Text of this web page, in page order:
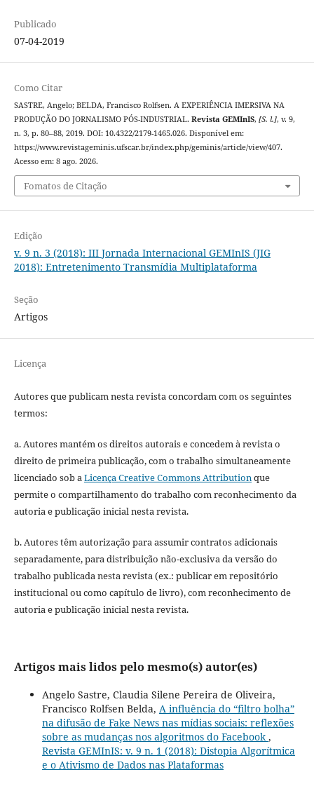
Publicado
07-04-2019
Como Citar
SASTRE, Angelo; BELDA, Francisco Rolfsen. A EXPERIÊNCIA IMERSIVA NA
PRODUÇÃO DO JORNALISMO PÓS-INDUSTRIAL. Revista GEMInIS, [S. l.], v. 9,
n. 3, p. 80–88, 2019. DOI: 10.4322/2179-1465.026. Disponível em:
https://www.revistageminis.ufscar.br/index.php/geminis/article/view/407.
Acesso em: 8 ago. 2026.
Fomatos de Citação
Edição
v. 9 n. 3 (2018): III Jornada Internacional GEMInIS (JIG
2018): Entretenimento Transmídia Multiplataforma
Seção
Artigos
Licença
Autores que publicam nesta revista concordam com os seguintes
termos:
a. Autores mantém os direitos autorais e concedem à revista o
direito de primeira publicação, com o trabalho simultaneamente
licenciado sob a Licença Creative Commons Attribution que
permite o compartilhamento do trabalho com reconhecimento da
autoria e publicação inicial nesta revista.
b. Autores têm autorização para assumir contratos adicionais
separadamente, para distribuição não-exclusiva da versão do
trabalho publicada nesta revista (ex.: publicar em repositório
institucional ou como capítulo de livro), com reconhecimento de
autoria e publicação inicial nesta revista.
Artigos mais lidos pelo mesmo(s) autor(es)
Angelo Sastre, Claudia Silene Pereira de Oliveira,
Francisco Rolfsen Belda, A influência do “filtro bolha”
na difusão de Fake News nas mídias sociais: reflexões
sobre as mudanças nos algoritmos do Facebook ,
Revista GEMInIS: v. 9 n. 1 (2018): Distopia Algorítmica
e o Ativismo de Dados nas Plataformas